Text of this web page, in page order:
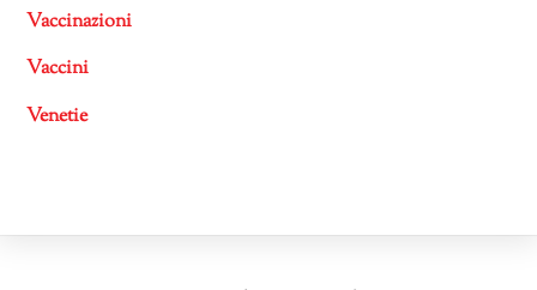
Vaccinazioni
Vaccini
Venetie